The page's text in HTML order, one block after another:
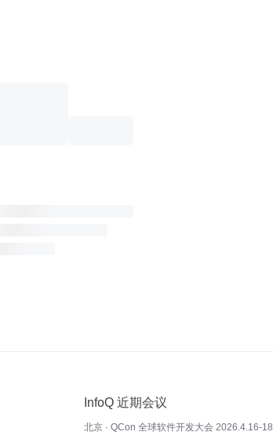
InfoQ 近期会议
北京 · QCon 全球软件开发大会 2026.4.16-18